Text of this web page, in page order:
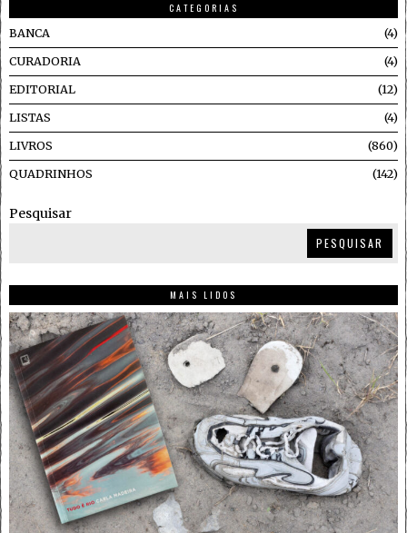
CATEGORIAS
BANCA
4
CURADORIA 4
EDITORIAL 12
LISTAS 4
LIVROS 860
QUADRINHOS 142
Pesquisar
PESQUISAR
MAIS LIDOS